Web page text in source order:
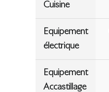
Cuisine
Equipement
électrique
Equipement
Accastillage